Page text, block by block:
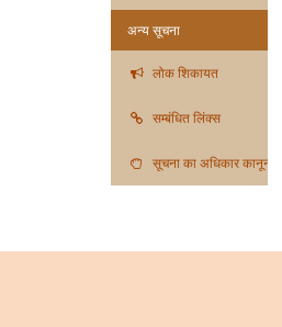
अन्य सूचना
लोक शिकायत
सम्बंधित लिंक्स
सूचना का अधिकार कानून